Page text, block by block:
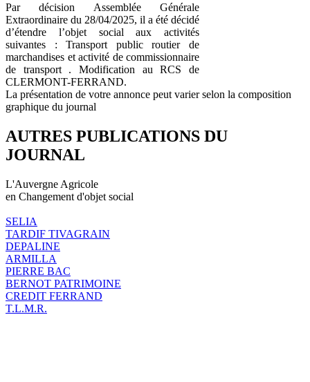
Par décision Assemblée Générale
Extraordinaire du 28/04/2025, il a été décidé
d’étendre l’objet social aux activités
suivantes : Transport public routier de
marchandises et activité de commissionnaire
de transport . Modification au RCS de
CLERMONT-FERRAND.
La présentation de votre annonce peut varier selon la composition
graphique du journal
AUTRES PUBLICATIONS DU
JOURNAL
L'Auvergne Agricole
en Changement d'objet social
SELIA
TARDIF TIVAGRAIN
DEPALINE
ARMILLA
PIERRE BAC
BERNOT PATRIMOINE
CREDIT FERRAND
T.L.M.R.